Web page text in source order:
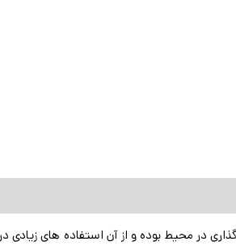
در محیط بوده و از آن استفاده های زیادی در